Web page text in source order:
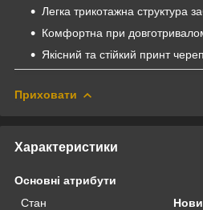
Легка трикотажна структура
Комфортна при
Якісний та стійкий принт череп
Приховати
Характеристики
Основні атрибути
Стан